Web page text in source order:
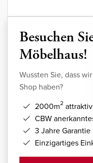
Besuchen
Möbelhaus!
Wussten Sie, dass
Shop haben?
2000m2
CBW
3 Jahre Garantie
Einzigartiges